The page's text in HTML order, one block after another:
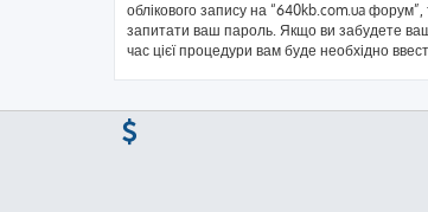
облікового запису на “640kb.com.ua
запитати ваш пароль. Якщо ви забудете
час цієї процедури вам буде необхідно